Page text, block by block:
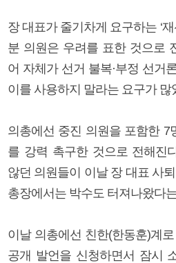
장 대표가 줄기차게 요구하는 ‘
분 의원은 우려를 표한 것으로
어 자체가 선거 불복·부정 선거
이를 사용하지 말라는 요구가 많
의총에선 중진 의원을 포함한 7
를 강력 촉구한 것으로 전해진
않던 의원들이 이날 장 대표 사
총장에서는 박수도 터져나왔다
이날 의총에선 친한(한동훈)계
공개 발언을 신청하면서 잠시